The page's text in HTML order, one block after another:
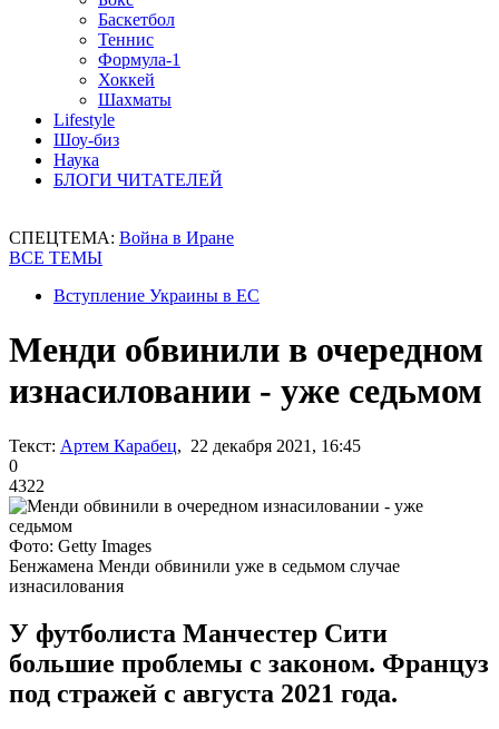
Баскетбол
Теннис
Формула-1
Хоккей
Шахматы
Lifestyle
Шоу-биз
Наука
БЛОГИ ЧИТАТЕЛЕЙ
СПЕЦТЕМА: Война в Иране
ВСЕ ТЕМЫ
Вступление Украины в ЕС
Менди обвинили в очередном
изнасиловании - уже седьмом
Текст: Артем Карабец, 22 декабря 2021, 16:45
0
4322
Фото: Getty Images
Бенжамена Менди обвинили уже в седьмом случае
изнасилования
У футболиста Манчестер Сити
большие проблемы с законом. Француз
под стражей с августа 2021 года.